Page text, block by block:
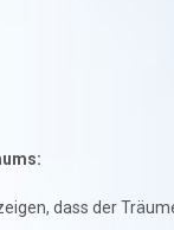
dass der